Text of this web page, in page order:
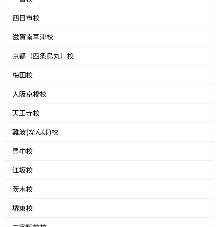
四日市校
滋賀南草津校
京都（四条烏丸）校
梅田校
大阪京橋校
天王寺校
難波(なんば)校
豊中校
江坂校
茨木校
堺東校